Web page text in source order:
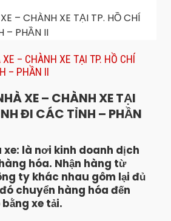
– CHÀNH XE TẠI TP. HỒ CHÍ
– PHẦN II
– CHÀNH XE TẠI TP. HỒ CHÍ
– PHẦN II
XE – CHÀNH XE TẠI
ĐI CÁC TỈNH – PHẦN
xe: là nơi kinh doanh dịch
hóa. Nhận hàng từ
ty khác nhau gôm lại đủ
chuyển hàng hóa đến
xe tải.